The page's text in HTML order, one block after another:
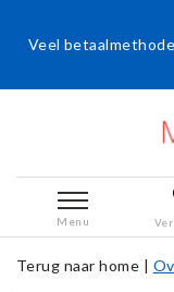
&
Menu
Terug naar home |